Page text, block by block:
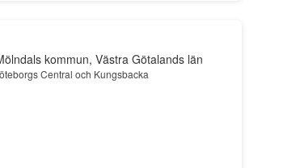
kommun, Västra Götalands län
Central och Kungsbacka